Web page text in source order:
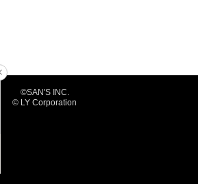
©SAN'S INC.
© LY Corporation